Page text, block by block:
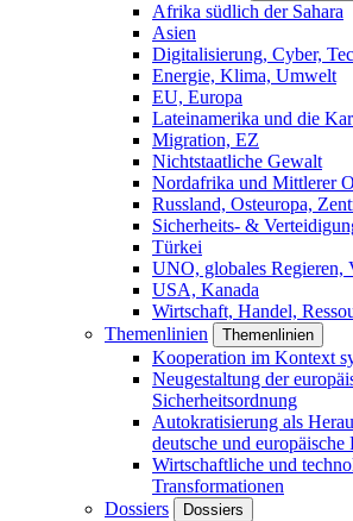
Afrika südlich der Sahara
Asien
Digitalisierung, Cyber,
Energie, Klima, Umwelt
EU, Europa
Lateinamerika und die
Migration, EZ
Nichtstaatliche Gewalt
Nordafrika und Mittlerer
Russland, Osteuropa,
Sicherheits- &
Türkei
UNO, globales Regieren,
USA, Kanada
Wirtschaft, Handel,
Themenlinien
Themenlinien
Kooperation im Kontext
Neugestaltung der
Sicherheitsordnung
Autokratisierung als
deutsche und europäische
Wirtschaftliche und
Transformationen
Dossiers
Dossiers